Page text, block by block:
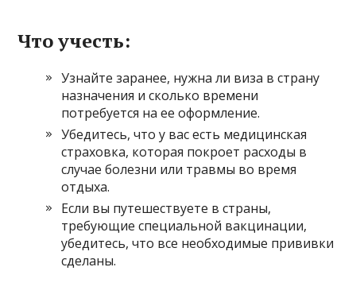
Что учесть:
Узнайте заранее, нужна ли виза в страну
назначения и сколько времени
потребуется на ее оформление.
Убедитесь, что у вас есть медицинская
страховка, которая покроет расходы в
случае болезни или травмы во время
отдыха.
Если вы путешествуете в страны,
требующие специальной вакцинации,
убедитесь, что все необходимые прививки
сделаны.